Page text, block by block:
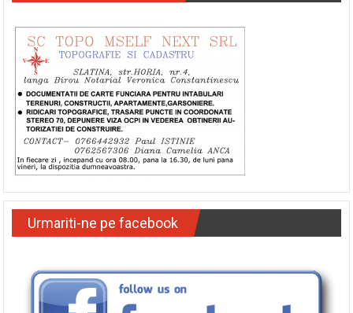
Urmariti-ne pe facebook